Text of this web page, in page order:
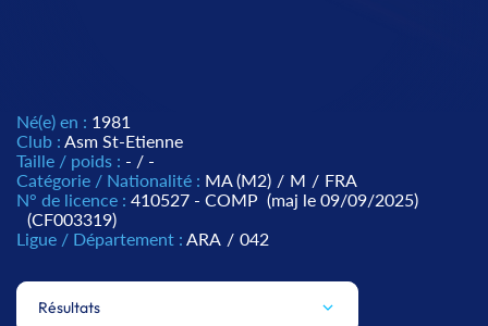
Né(e) en : 1981
Club : Asm St-Etienne
Taille / poids : - / -
Catégorie / Nationalité : MA (M2) / M / FRA
N° de licence : 410527 - COMP (maj le 09/09/2025)
(CF003319)
Ligue / Département : ARA / 042
Résultats